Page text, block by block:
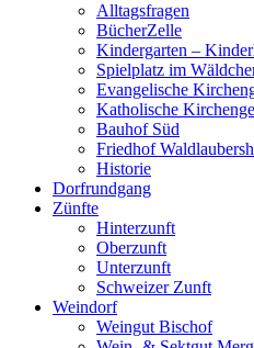
Alltagsfragen
BücherZelle
Kindergarten –
Spielplatz im
Evangelische
Katholische
Bauhof Süd
Friedhof
Historie
Dorfrundgang
Zünfte
Hinterzunft
Oberzunft
Unterzunft
Schweizer Zunft
Weindorf
Weingut Bischof